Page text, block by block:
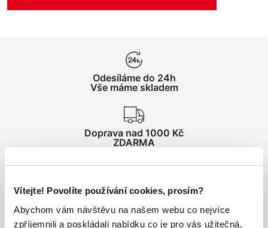
Vítejte! Povolíte používání cookies, prosím?
Abychom vám návštěvu na našem webu co nejvíce
zpříjemnili a poskládali nabídku co je pro vás užitečná,
Odesíláme do 24h
Vše máme skladem
Doprava nad 1000 Kč
ZDARMA
Vrácení zboží
do 14 dnů ZDARMA